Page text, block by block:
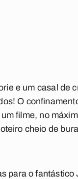
e um casal de
O
filme, no
cheio de
para o fantástico